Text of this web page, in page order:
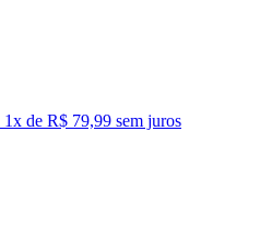
1x de R$ 79,99 sem juros